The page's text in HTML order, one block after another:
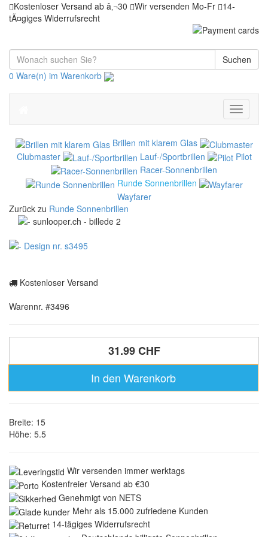
Kostenloser Versand ab â‚¬30 Wir versenden Mo-Fr
14-
tÃ¤giges Widerrufsrecht
Suchen
0 Ware(n) im Warenkorb
Toggle
Brillen mit klarem Glas
Clubmaster
Lauf-/Sportbrillen
Pilot
Racer-Sonnenbrillen
Runde Sonnenbrillen
Wayfarer
Zurück zu Runde Sonnenbrillen
Kostenloser Versand
Warennr. #3496
31.99 CHF
In den Warenkorb
Breite: 15
Höhe: 5.5
Wir versenden immer werktags
Kostenfreier Versand ab €30
Genehmigt von NETS
Mehr als 15.000 zufriedene Kunden
14-tägiges Widerrufsrecht